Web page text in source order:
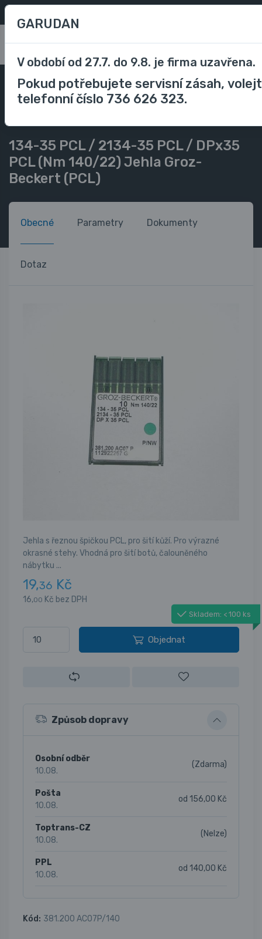
Příslušenství
Příslušenství průmyslové stroje
Jehly do šicího stroje
134-35 PCL / 2134-35 PCL / DPx35
PCL (Nm 140/22) Jehla Groz-
Beckert (PCL)
Obecné Parametry Dokumenty
Dotaz
Jehla s řeznou špičkou PCL, pro šití kůží. Pro výrazné
okrasné stehy. Vhodná pro šití botů, čalouněného
nábytku ...
19,36 Kč
16,00 Kč bez DPH
Skladem: < 100 ks
Objednat
Způsob dopravy
Osobní odběr
10.08.
(Zdarma)
Pošta
10.08.
od 156,00 Kč
Toptrans-CZ
10.08.
(Nelze)
PPL
10.08.
od 140,00 Kč
Kód: 381.200 AC07P/140
GARUDAN
V období od 27.7. do 9.8. je firma uzavřena.
Pokud potřebujete servisní zásah,
telefonní číslo 736 626 323.